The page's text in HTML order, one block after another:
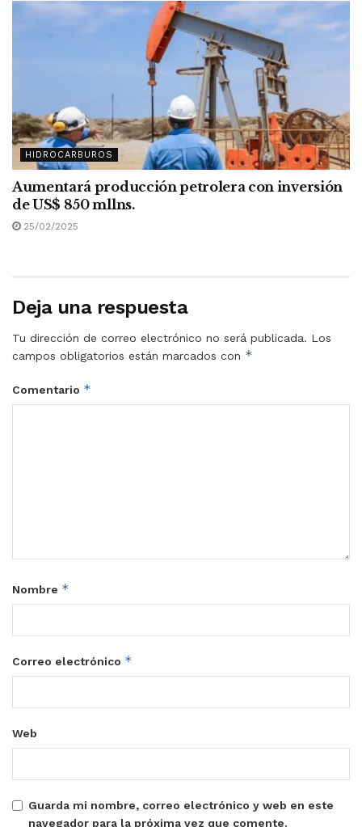
HIDROCARBUROS
Aumentará producción petrolera con inversión
de US$ 850 mllns.
25/02/2025
Deja una respuesta
Tu dirección de correo electrónico no será publicada. Los
campos obligatorios están marcados con *
Comentario *
Nombre *
Correo electrónico *
Web
Guarda mi nombre, correo electrónico y web en este
navegador para la próxima vez que comente.